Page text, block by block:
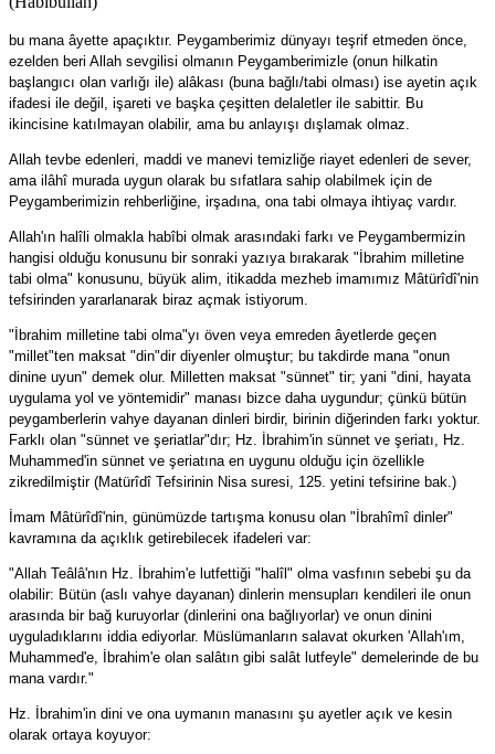
bu mana âyette apaçıktır. Peygamberimiz dünyayı teşrif etmeden önce,
ezelden beri Allah sevgilisi olmanın Peygamberimizle (onun hilkatin
başlangıcı olan varlığı ile) alâkası (buna bağlı/tabi olması) ise ayetin açık
ifadesi ile değil, işareti ve başka çeşitten delaletler ile sabittir. Bu
ikincisine katılmayan olabilir, ama bu anlayışı dışlamak olmaz.
Allah tevbe edenleri, maddi ve manevi temizliğe riayet edenleri de sever,
ama ilâhî murada uygun olarak bu sıfatlara sahip olabilmek için de
Peygamberimizin rehberliğine, irşadına, ona tabi olmaya ihtiyaç vardır.
Allah'ın halîli olmakla habîbi olmak arasındaki farkı ve Peygambermizin
hangisi olduğu konusunu bir sonraki yazıya bırakarak "İbrahim milletine
tabi olma" konusunu, büyük alim, itikadda mezheb imamımız Mâtürîdî'nin
tefsirinden yararlanarak biraz açmak istiyorum.
"İbrahim milletine tabi olma"yı öven veya emreden âyetlerde geçen
"millet"ten maksat "din"dir diyenler olmuştur; bu takdirde mana "onun
dinine uyun" demek olur. Milletten maksat "sünnet" tir; yani "dini, hayata
uygulama yol ve yöntemidir" manası bizce daha uygundur; çünkü bütün
peygamberlerin vahye dayanan dinleri birdir, birinin diğerinden farkı yoktur.
Farklı olan "sünnet ve şeriatlar"dır; Hz. İbrahim'in sünnet ve şeriatı, Hz.
Muhammed'in sünnet ve şeriatına en uygunu olduğu için özellikle
zikredilmiştir (Matürîdî Tefsirinin Nisa suresi, 125. yetini tefsirine bak.)
İmam Mâtürîdî'nin, günümüzde tartışma konusu olan "İbrahîmî dinler"
kavramına da açıklık getirebilecek ifadeleri var:
"Allah Teâlâ'nın Hz. İbrahim'e lutfettiği "halîl" olma vasfının sebebi şu da
olabilir: Bütün (aslı vahye dayanan) dinlerin mensupları kendileri ile onun
arasında bir bağ kuruyorlar (dinlerini ona bağlıyorlar) ve onun dinini
uyguladıklarını iddia ediyorlar. Müslümanların salavat okurken 'Allah'ım,
Muhammed'e, İbrahim'e olan salâtın gibi salât lutfeyle" demelerinde de bu
mana vardır."
Hz. İbrahim'in dini ve ona uymanın manasını şu ayetler açık ve kesin
olarak ortaya koyuyor: